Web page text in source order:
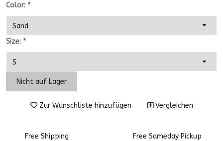
Color: *
Size: *
Nicht auf Lager
Zur Wunschliste hinzufügen Vergleichen
Free Shipping Free Sameday Pickup